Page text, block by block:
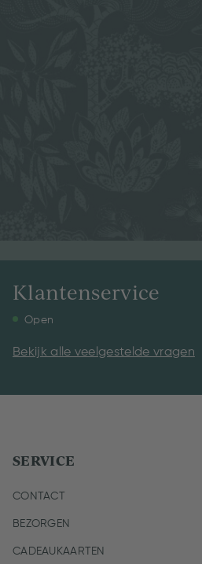
Klantenservice
Open
Bekijk alle veelgestelde vragen
SERVICE
CONTACT
BEZORGEN
CADEAUKAARTEN